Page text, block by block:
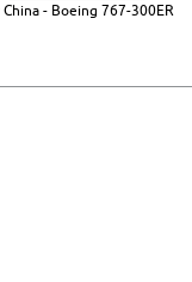
- Boeing 767-300ER